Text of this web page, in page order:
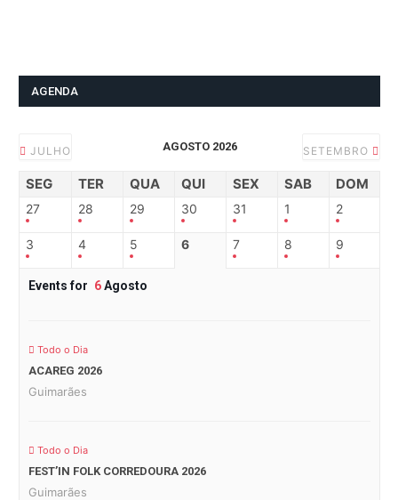
AGENDA
JULHO AGOSTO 2026 SETEMBRO
SEG TER QUA QUI SEX SAB DOM
27 28 29 30 31 1 2
3 4 5 6 7 8 9
Events for 6Agosto
Todo o Dia
ACAREG 2026
Guimarães
Todo o Dia
FEST’IN FOLK CORREDOURA 2026
Guimarães